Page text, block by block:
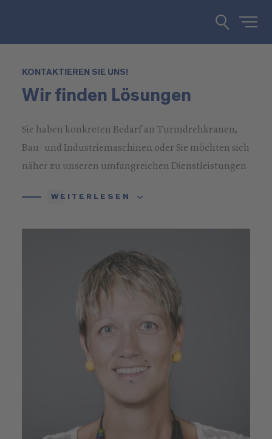
KONTAKTIEREN SIE UNS!
Wir finden Lösungen
Sie haben konkreten Bedarf an Turmdrehkranen,
Bau- und Industriemaschinen oder Sie möchten sich
näher zu unseren umfangreichen Dienstleistungen
WEITERLESEN